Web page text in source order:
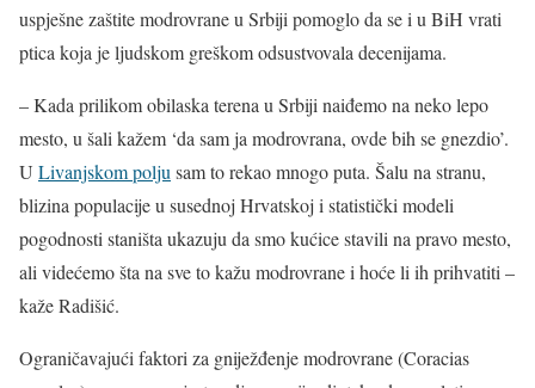
uspješne zaštite modrovrane u Srbiji pomoglo da se i u BiH vrati
ptica koja je ljudskom greškom odsustvovala decenijama.
– Kada prilikom obilaska terena u Srbiji naiđemo na neko lepo
mesto, u šali kažem ‘da sam ja modrovrana, ovde bih se gnezdio’.
U Livanjskom poljusam to rekao mnogo puta. Šalu na stranu,
blizina populacije u susednoj Hrvatskoj i statistički modeli
pogodnosti staništa ukazuju da smo kućice stavili na pravo mesto,
ali videćemo šta na sve to kažu modrovrane i hoće li ih prihvatiti –
kaže Radišić.
Ograničavajući faktori za gniježđenje modrovrane (Coracias